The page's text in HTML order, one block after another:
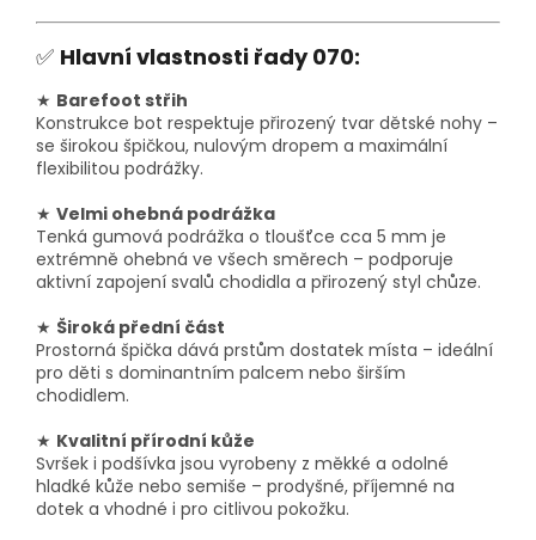
✅ Hlavní vlastnosti řady 070:
★ Barefoot střih
Konstrukce bot respektuje přirozený tvar dětské nohy –
se širokou špičkou, nulovým dropem a maximální
flexibilitou podrážky.
★ Velmi ohebná podrážka
Tenká gumová podrážka o tloušťce cca 5 mm je
extrémně ohebná ve všech směrech – podporuje
aktivní zapojení svalů chodidla a přirozený styl chůze.
★ Široká přední část
Prostorná špička dává prstům dostatek místa – ideální
pro děti s dominantním palcem nebo širším
chodidlem.
★ Kvalitní přírodní kůže
Svršek i podšívka jsou vyrobeny z měkké a odolné
hladké kůže nebo semiše – prodyšné, příjemné na
dotek a vhodné i pro citlivou pokožku.